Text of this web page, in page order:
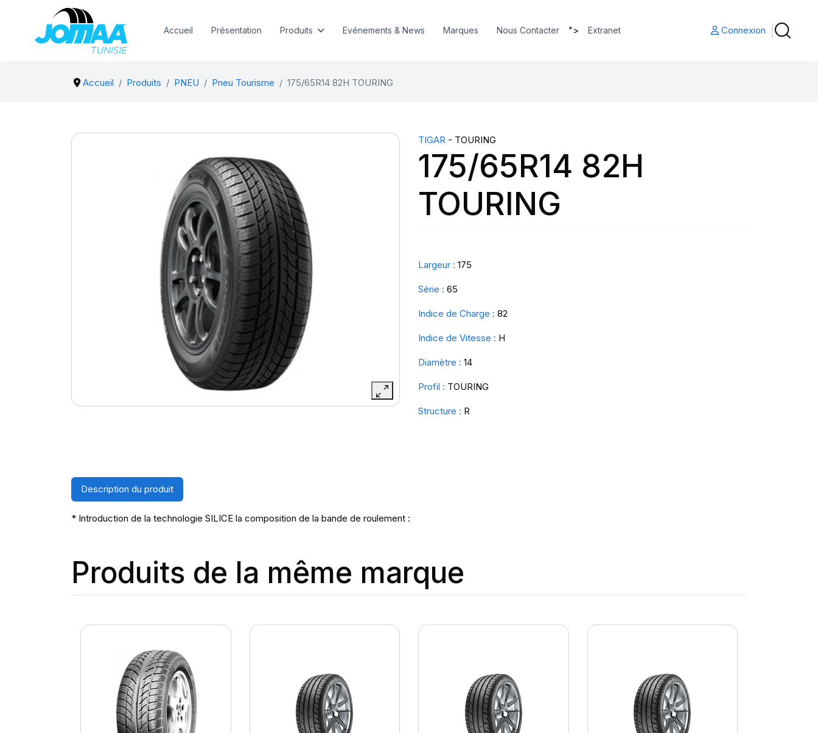
Accueil Présentation Produits Evénements & News Marques Nous Contacter "> Extranet Connexion
Accueil Produits PNEU Pneu Tourisme 175/65R14 82H TOURING
TIGAR - TOURING
175/65R14 82H
TOURING
Largeur : 175
Série : 65
Indice de Charge : 82
Indice de Vitesse : H
Diamètre : 14
Profil : TOURING
Structure : R
Description du produit
* Introduction de la technologie SILICE la composition de la bande de roulement :
Produits de la même marque